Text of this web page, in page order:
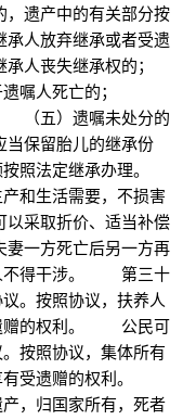
遗产中的有关部分按
人放弃继承或者受遗
丧失继承权的；
遗嘱人死亡的；
（五）遗嘱未处分的
保留胎儿的继承份
照法定继承办理。
和生活需要，不损害
采取折价、适当补偿
一方死亡后另一方再
不得干涉。 第三十
。按照协议，扶养人
遗赠的权利。 公民可
按照协议，集体所有
有受遗赠的权利。
，归国家所有，死者